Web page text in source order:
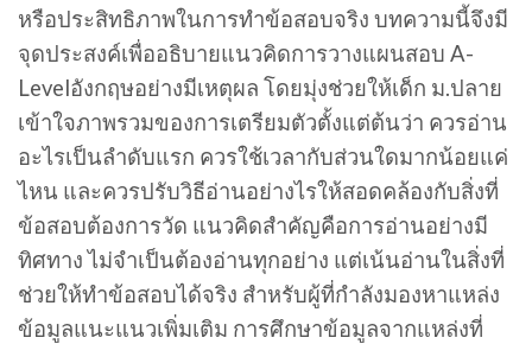
หรือประสิทธิภาพในการทำข้อสอบจริง บทความนี้จึงมี
จุดประสงค์เพื่ออธิบายแนวคิดการวางแผนสอบ A-
Levelอังกฤษอย่างมีเหตุผล โดยมุ่งช่วยให้เด็ก ม.ปลาย
เข้าใจภาพรวมของการเตรียมตัวตั้งแต่ต้นว่า ควรอ่าน
อะไรเป็นลำดับแรก ควรใช้เวลากับส่วนใดมากน้อยแค่
ไหน และควรปรับวิธีอ่านอย่างไรให้สอดคล้องกับสิ่งที่
ข้อสอบต้องการวัด แนวคิดสำคัญคือการอ่านอย่างมี
ทิศทาง ไม่จำเป็นต้องอ่านทุกอย่าง แต่เน้นอ่านในสิ่งที่
ช่วยให้ทำข้อสอบได้จริง สำหรับผู้ที่กำลังมองหาแหล่ง
ข้อมูลแนะแนวเพิ่มเติม การศึกษาข้อมูลจากแหล่งที่